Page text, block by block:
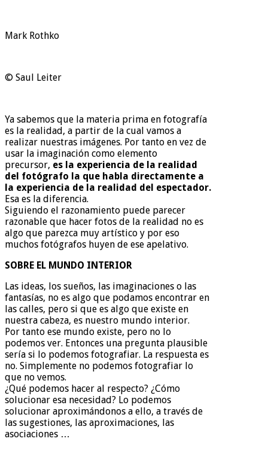
Mark Rothko
© Saul Leiter
Ya sabemos que la materia prima en fotografía
es la realidad, a partir de la cual vamos a
realizar nuestras imágenes. Por tanto en vez de
usar la imaginación como elemento
precursor, es la experiencia de la realidad
del fotógrafo la que habla directamente a
la experiencia de la realidad del espectador.
Esa es la diferencia.
Siguiendo el razonamiento puede parecer
razonable que hacer fotos de la realidad no es
algo que parezca muy artístico y por eso
muchos fotógrafos huyen de ese apelativo.
SOBRE EL MUNDO INTERIOR
Las ideas, los sueños, las imaginaciones o las
fantasías, no es algo que podamos encontrar en
las calles, pero si que es algo que existe en
nuestra cabeza, es nuestro mundo interior.
Por tanto ese mundo existe, pero no lo
podemos ver. Entonces una pregunta plausible
sería si lo podemos fotografiar. La respuesta es
no. Simplemente no podemos fotografiar lo
que no vemos.
¿Qué podemos hacer al respecto? ¿Cómo
solucionar esa necesidad? Lo podemos
solucionar aproximándonos a ello, a través de
las sugestiones, las aproximaciones, las
asociaciones …